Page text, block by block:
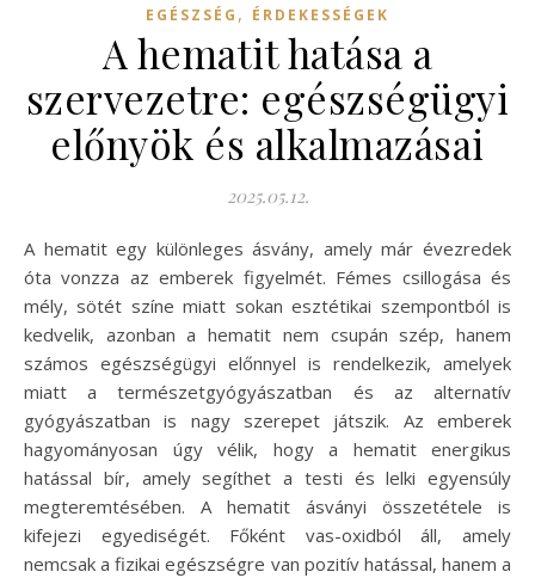
EGÉSZSÉG , ÉRDEKESSÉGEK
A hematit hatása a
szervezetre: egészségügyi
előnyök és alkalmazásai
2025.05.12.
A hematit egy különleges ásvány, amely már évezredek
óta vonzza az emberek figyelmét. Fémes csillogása és
mély, sötét színe miatt sokan esztétikai szempontból is
kedvelik, azonban a hematit nem csupán szép, hanem
számos egészségügyi előnnyel is rendelkezik, amelyek
miatt a természetgyógyászatban és az alternatív
gyógyászatban is nagy szerepet játszik. Az emberek
hagyományosan úgy vélik, hogy a hematit energikus
hatással bír, amely segíthet a testi és lelki egyensúly
megteremtésében. A hematit ásványi összetétele is
kifejezi egyediségét. Főként vas-oxidból áll, amely
nemcsak a fizikai egészségre van pozitív hatással, hanem a